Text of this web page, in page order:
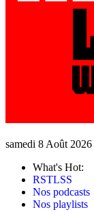
samedi 8 Août 2026
What's Hot:
RSTLSS
Nos podcasts
Nos playlists